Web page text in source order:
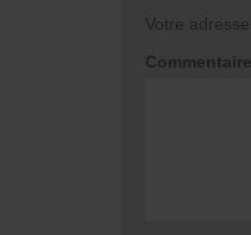
Votre
Commentaire